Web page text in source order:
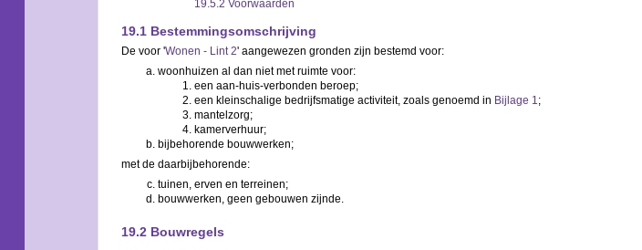
19.5.2 Voorwaarden
19.1 Bestemmingsomschrijving
De voor 'Wonen - Lint 2' aangewezen gronden zijn bestemd voor:
woonhuizen al dan niet met ruimte voor:
een aan-huis-verbonden beroep;
een kleinschalige bedrijfsmatige activiteit, zoals genoemd in Bijlage 1;
mantelzorg;
kamerverhuur;
bijbehorende bouwwerken;
met de daarbijbehorende:
tuinen, erven en terreinen;
bouwwerken, geen gebouwen zijnde.
19.2 Bouwregels